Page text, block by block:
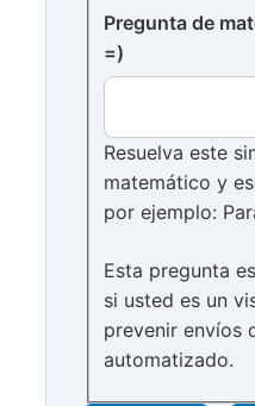
Pregunta de
=)
Resuelva este
matemático y
por ejemplo:
Esta pregunta
si usted es un
prevenir envíos
automatizado.